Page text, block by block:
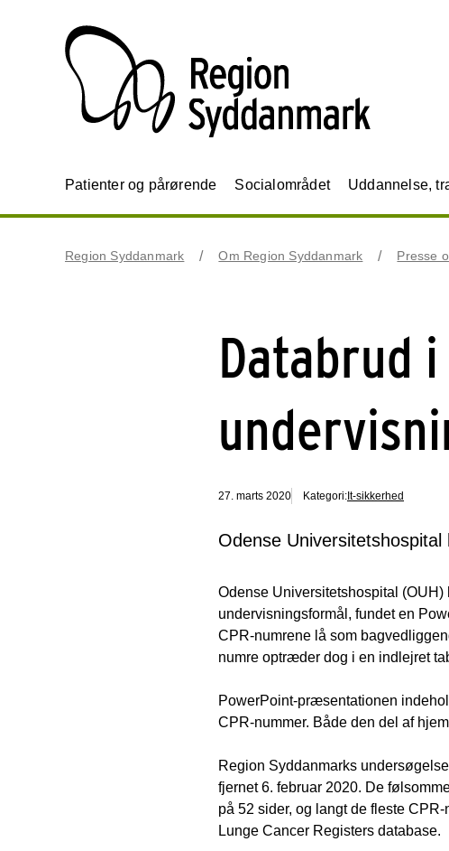
Patienter og pårørende Socialområdet Uddannelse,
Region Syddanmark Om Region Syddanmark Presse
Databrud i
27. marts 2020 Kategori: It-sikkerhed
Odense
Odense Universitetshospital
undervisningsformål, fundet en
CPR-numrene lå som
numre optræder dog i en indlejret
PowerPoint-præsentationen
CPR-nummer. Både den del af
Region Syddanmarks
fjernet 6. februar 2020. De
på 52 sider, og langt de fleste
Lunge Cancer Registers database.